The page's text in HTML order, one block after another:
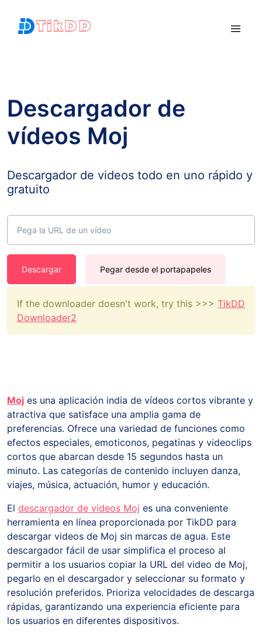
Descargador de
vídeos Moj
Descargador de videos todo en uno rápido y
gratuito
Descargar Pegar desde el portapapeles
If the downloader doesn't work, try this >>> TikDD
Downloader2
Moj es una aplicación india de vídeos cortos vibrante y
atractiva que satisface una amplia gama de
preferencias. Ofrece una variedad de funciones como
efectos especiales, emoticonos, pegatinas y videoclips
cortos que abarcan desde 15 segundos hasta un
minuto. Las categorías de contenido incluyen danza,
viajes, música, actuación, humor y educación.
El descargador de videos Moj es una conveniente
herramienta en línea proporcionada por TikDD para
descargar videos de Moj sin marcas de agua. Este
descargador fácil de usar simplifica el proceso al
permitir a los usuarios copiar la URL del video de Moj,
pegarlo en el descargador y seleccionar su formato y
resolución preferidos. Prioriza velocidades de descarga
rápidas, garantizando una experiencia eficiente para
los usuarios en diferentes dispositivos.